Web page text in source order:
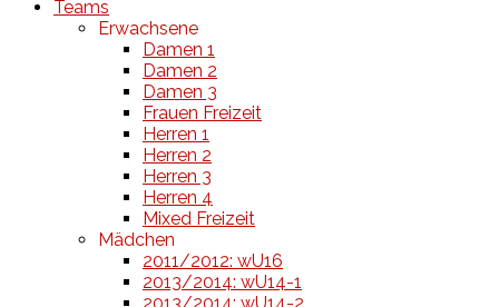
Teams
Erwachsene
Damen 1
Damen 2
Damen 3
Frauen Freizeit
Herren 1
Herren 2
Herren 3
Herren 4
Mixed Freizeit
Mädchen
2011/2012: wU16
2013/2014: wU14-1